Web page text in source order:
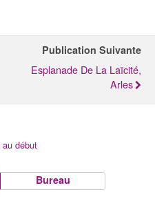
Publication Suivante
Esplanade De La Laïcité,
Arles
au début
Bureau